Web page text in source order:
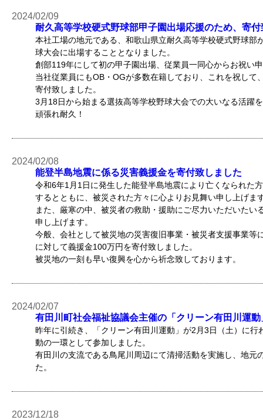
2024/02/09
耐久高等学校硬式野球部甲子園出場応援のため、寄
本社工場の地元である、和歌山県立耐久高等学校硬式野球部
球大会に出場することとなりました。
創部119年にして初の甲子園出場、従業員一同心からお祝い
当社従業員にもOB・OGが多数在籍しており、これを祝して
寄付致しました。
3月18日から始まる選抜高等学校野球大会での大いなる活躍
頑張れ耐久！
2024/02/08
能登半島地震に係る災害義援金を寄付致しました
令和6年1月1日に発生した能登半島地震により亡くなられた
するとともに、被災された方々に心よりお見舞い申し上げま
また、厳寒の中、被災者の救助・援助にご尽力いただいたい
申し上げます。
今般、会社として被災地の災害復旧事業・被災者支援事業等
に対して義援金100万円を寄付致しました。
被災地の一刻も早い復興を心から祈念致しております。
2024/02/07
有田川町社会福祉協議会主催の「クリーン有田川運
昨年に引続き、「クリーン有田川運動」が2月3日（土）に行
動の一環として参加しました。
有田川の支流である鳥尾川周辺にて清掃活動を実施し、地元
た。
2023/12/18